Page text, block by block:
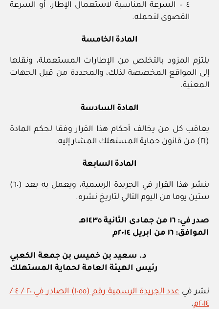
٤ – السرعة المناسبة لاستعمال الإطار، أو السرعة
القصوى لتحمله.
المادة الخامسة
يلتزم المزود بالتخلص من الإطارات المستعملة، ونقلها
إلى المواقع المخصصة لذلك، والمحددة من قبل الجهات
المعنية.
المادة السادسة
يعاقب كل من يخالف أحكام هذا القرار وفقا لحكم المادة
(٢١) من قانون حماية المستهلك المشار إليه.
المادة السابعة
ينشر هذا القرار في الجريدة الرسمية، ويعمل به بعد (٦٠)
ستين يوما من اليوم التالي لتاريخ نشره.
صدر في: ١٦ من جمادى الثانية ١٤٣٥هـ
الموافق: ١٦ من ابريل ٢٠١٤م
د. سعيد بن خميس بن جمعة الكعبي
رئيس الهيئة العامة لحماية المستهلك
نشر في
عدد الجريدة الرسمية رقم (١٠٥٥) الصادر في ٢٠ / ٤ /
٢٠١٤م
.